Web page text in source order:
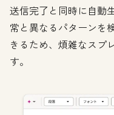
送信完了と同時に自動
常と異なるパターンを
きるため、煩雑なスプ
す。